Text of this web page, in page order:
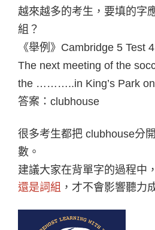
越來越多的考生，要填的字
組？
《舉例》Cambridge 5 Test
The next meeting of the
the ………..in King’s Park on
答案：clubhouse
很多考生都把 clubhouse分
數。
建議大家在背單字的過程中
還是詞組 ，才不會影響聽力